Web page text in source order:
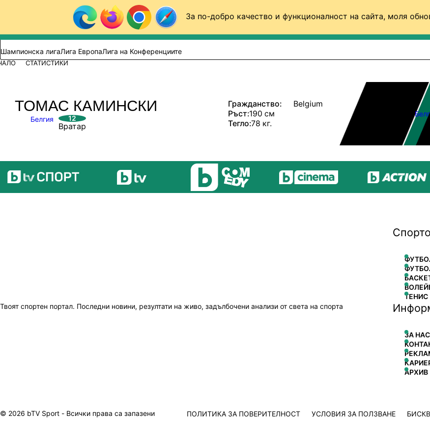
За по-добро качество и функционалност на сайта, моля
Към съдържанието
Търси в сайта
ВИДЕО ФУТБОЛ (БГ)
Шампионска лигаЛига ЕвропаЛига на Конференциите
СТАТИСТИКИ
ТОМАС КАМИНСКИ
Белгия 12
Вратар
Гражданство:
Belgium
Ръст:190 см
Тегло:78 кг.
Твоят спортен портал. Последни новини, резултати на живо, задълбочени анализи от света на спорта
ТЕНИС
ЗА НАС
АРХИВ
© 2026 bTV Sport - Всички права са запазени ПОЛИТИКА ЗА ПОВЕРИТЕЛНОСТ УСЛОВИЯ ЗА ПОЛЗВАНЕ